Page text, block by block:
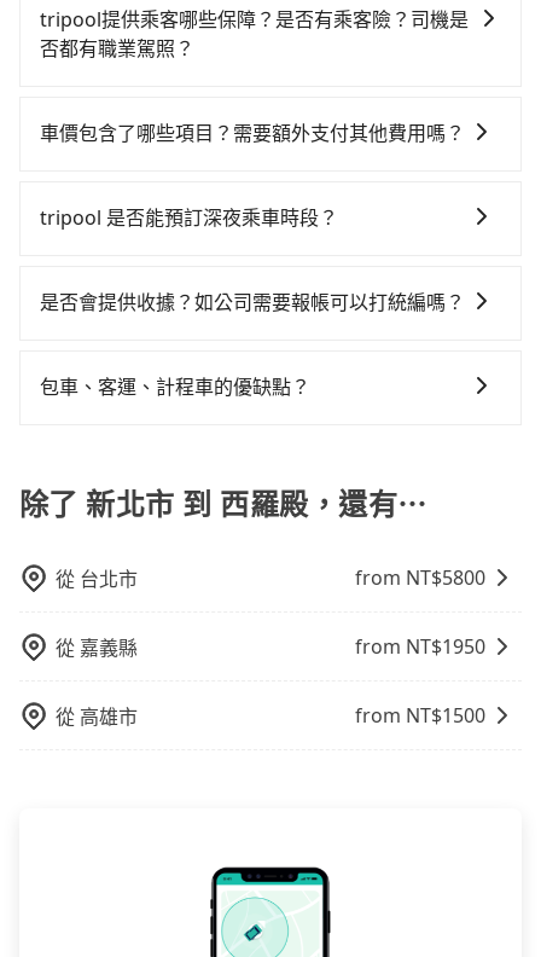
站、等待車站前排班的計程車，搭上小黃後約花35分
鐘、車費300元後，抵達西羅殿 (台南市中西區) 的目的
tripool並到府專車接送，則每人平均花費約1,450元，
於不是這麼趕時間的人來說，預約tripool還是比較划算
$115~205承租小轎車，每公里再額外加收$3.2，從新北
市（新店區）到西羅殿的花費預估為$3,850~4,550（金
用預估進去，但額外的汽車保險與可能的罰單都需自
數超過四位，更是沒有較大的七人座或九人座可供選
修理，每一次租車都好像在開樂透一樣。另外，偶爾也
車或者要載其他乘客的人來說就有不小的風險。最後，
灣大車隊、Uber、Line Taxi、Yoxi等，如果在路邊攔不
到車，也可考慮打電話至附近的計程車隊，如祥賀計程
tripool可省高達$3,600。但如果要考慮到回程，台南市
以上，無論在價格或服務品質上，tripool都是你從新北
tripool提供乘客哪些保障？是否有乘客險？司機是
否都有職業駕照？
查，符合職業駕駛資格的司機入隊服務，所提供之車輛
車價包含了哪些項目？需要額外支付其他費用嗎？
路費、油資、保險、小費，司機的餐費與住宿費不需要
tripool 是否能預訂深夜乘車時段？
是否會提供收據？如公司需要報帳可以打統編嗎？
旅行業代收轉付電子收據，如果公司需要報公帳，在預
包車、客運、計程車的優缺點？
運：最經濟實惠的交通方式，通常有固定的路線和時間
表。不必擔心自己開車的安全風險。但是客運的班次和
不必擔心停車位的問題。但是，計程車的費用相對較
除了 新北市 到 西羅殿，還有⋯
從 台北市 from NT$5800
從 嘉義縣 from NT$1950
從 高雄市 from NT$1500